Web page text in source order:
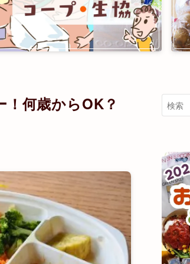
！何歳からOK？